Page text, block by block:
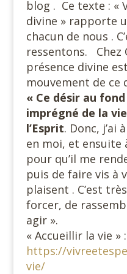
blog . Ce texte : «
divine » rapporte
chacun de nous .
ressentons. Chez
présence divine
mouvement de ce
« Ce désir au
imprégné de la
l’Esprit. Donc, j’ai
en moi, et ensuite
pour qu’il me
puis de faire vis à
plaisent . C’est
forcer, de
agir ».
« Accueillir la vie » :
https://
vie/